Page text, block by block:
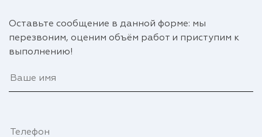
Оставьте сообщение в данной форме: мы
перезвоним, оценим объём работ и приступим к
выполнению!